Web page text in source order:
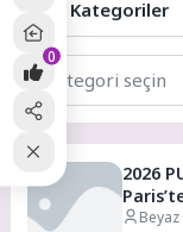
İnegöl...
Tüm Kategoriler
Tüm
Kategoriler
2026
0